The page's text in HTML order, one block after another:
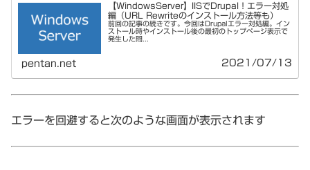
【WindowsServer】IISでDrupal！エラー対処
編（URL Rewriteのインストール方法等も）
前回の記事の続きです。今回はDrupalエラー対処編。イン
ストール時やインストール後の最初のトップページ表示で
発生した問...
pentan.net 2021/07/13
エラーを回避すると次のような画面が表示されます